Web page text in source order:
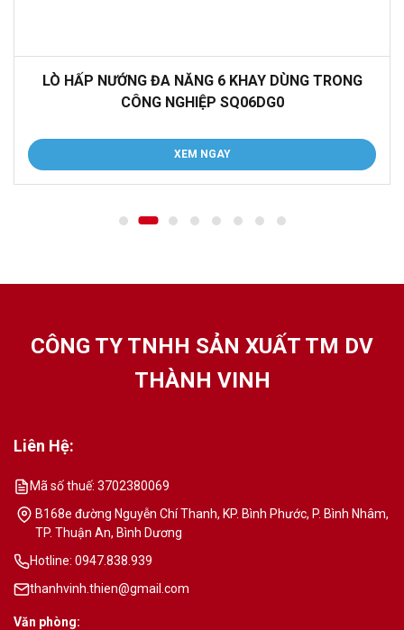
LÒ HẤP NƯỚNG ĐA NĂNG 6 KHAY DÙNG TRONG
CÔNG NGHIỆP SQ06DG0
XEM NGAY
CÔNG TY TNHH SẢN XUẤT TM DV
THÀNH VINH
Liên Hệ:
Mã số thuế: 3702380069
B168e đường Nguyễn Chí Thanh, KP. Bình Phước, P. Bình Nhâm,
TP. Thuận An, Bình Dương
Hotline: 0947.838.939
thanhvinh.thien@gmail.com
Văn phòng: